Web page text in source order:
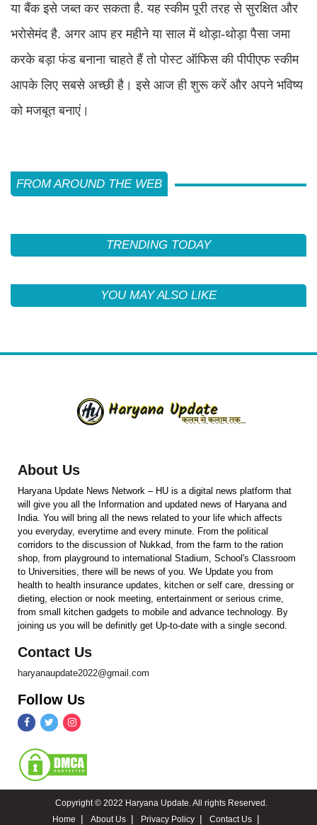
या बैंक इसे जब्त कर सकता है. यह स्कीम पूरी तरह से सुरक्षित और
भरोसेमंद है. अगर आप हर महीने या साल में थोड़ा-थोड़ा पैसा जमा
करके बड़ा फंड बनाना चाहते हैं तो पोस्ट ऑफिस की पीपीएफ स्कीम
आपके लिए सबसे अच्छी है। इसे आज ही शुरू करें और अपने भविष्य
को मजबूत बनाएं।
FROM AROUND THE WEB
TRENDING TODAY
YOU MAY ALSO LIKE
About Us
Haryana Update News Network – HU is a digital news platform that
will give you all the Information and updated news of Haryana and
India. You will bring all the news related to your life which affects
you everyday, everytime and every minute. From the political
corridors to the discussion of Nukkad, from the farm to the ration
shop, from playground to international Stadium, School's Classroom
to Universities, there will be news of you. We Update you from
health to health insurance updates, kitchen or self care, dressing or
dieting, election or nook meeting, entertainment or serious crime,
from small kitchen gadgets to mobile and advance technology. By
joining us you will be definitly get Up-to-date with a single second.
Contact Us
haryanaupdate2022@gmail.com
Follow Us
Copyright © 2022 Haryana Update. All rights Reserved.
Home
About Us Privacy Policy Contact Us